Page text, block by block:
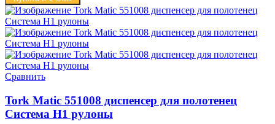
Сравнить
Tork Matic 551008 диспенсер для полотенец
Система H1 рулоны